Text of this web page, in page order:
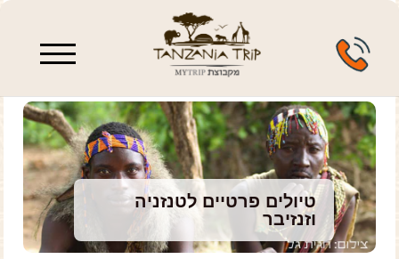
טיולים פרטיים לטנזניה
וזנזיבר